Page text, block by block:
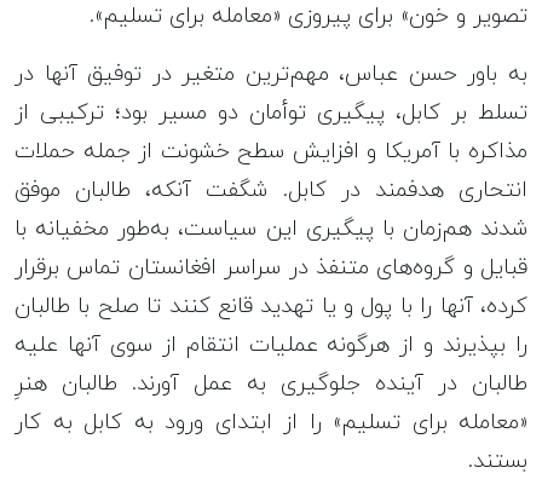
تصویر و خون» برای پیروزی «معامله برای تسلیم».
به باور حسن عباس، مهم‌ترین متغیر در توفیق آنها در
تسلط بر کابل، پیگیری توأمان دو مسیر بود؛ ترکیبی از
مذاکره با آمریکا و افزایش سطح خشونت از جمله حملات
انتحاری هدفمند در کابل. شگفت آنکه، طالبان موفق
شدند هم‌زمان با پیگیری این سیاست، به‌طور مخفیانه با
قبایل و گروه‌های متنفذ در سراسر افغانستان تماس برقرار
کرده، آنها را با پول و یا تهدید قانع کنند تا صلح با طالبان
را بپذیرند و از هرگونه عملیات انتقام از سوی آنها علیه
طالبان در آینده جلوگیری به عمل آورند. طالبان هنرِ
«معامله برای تسلیم» را از ابتدای ورود به کابل به کار
بستند.